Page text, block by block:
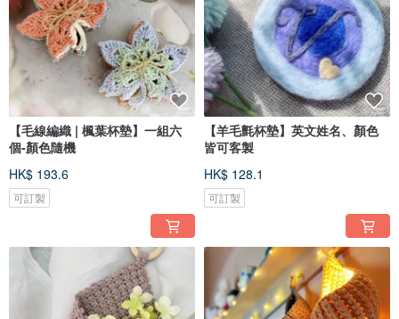
【毛線編織 | 楓葉杯墊】一組六
個-顏色隨機
HK$ 193.6
可訂製
【羊毛氈杯墊】英文姓名、顏色
皆可客製
HK$ 128.1
可訂製